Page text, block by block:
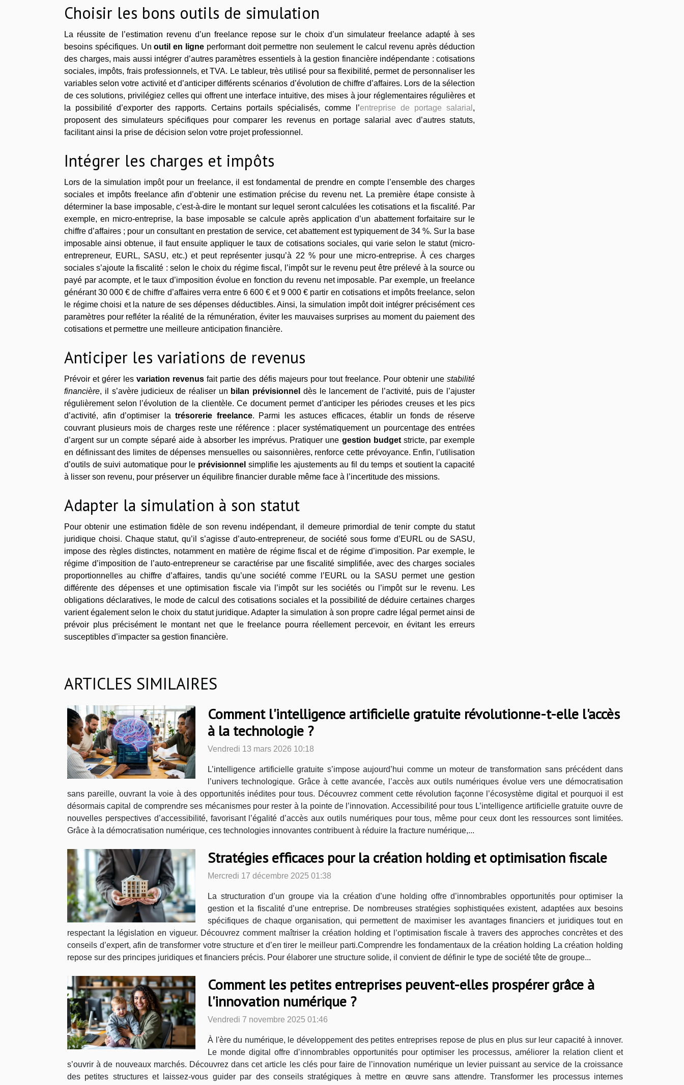
Choisir les bons outils de simulation
La réussite de l’estimation revenu d’un freelance repose sur le choix d’un simulateur freelance adapté à ses
besoins spécifiques. Unoutil en ligne performant doit permettre non seulement le calcul revenu après déduction
des charges, mais aussi intégrer d’autres paramètres essentiels à la gestion financière indépendante : cotisations
sociales, impôts, frais professionnels, et TVA. Le tableur, très utilisé pour sa flexibilité, permet de personnaliser les
variables selon votre activité et d’anticiper différents scénarios d’évolution de chiffre d’affaires. Lors de la sélection
de ces solutions, privilégiez celles qui offrent une interface intuitive, des mises à jour réglementaires régulières et
la possibilité d’exporter des rapports. Certains portails spécialisés, comme l’entreprise de portage salarial ,
proposent des simulateurs spécifiques pour comparer les revenus en portage salarial avec d’autres statuts,
facilitant ainsi la prise de décision selon votre projet professionnel.
Intégrer les charges et impôts
Lors de la simulation impôt pour un freelance, il est fondamental de prendre en compte l’ensemble des charges
sociales et impôts freelance afin d’obtenir une estimation précise du revenu net. La première étape consiste à
déterminer la base imposable, c’est-à-dire le montant sur lequel seront calculées les cotisations et la fiscalité. Par
exemple, en micro-entreprise, la base imposable se calcule après application d’un abattement forfaitaire sur le
chiffre d’affaires ; pour un consultant en prestation de service, cet abattement est typiquement de 34 %. Sur la base
imposable ainsi obtenue, il faut ensuite appliquer le taux de cotisations sociales, qui varie selon le statut (micro-
entrepreneur, EURL, SASU, etc.) et peut représenter jusqu’à 22 % pour une micro-entreprise. À ces charges
sociales s’ajoute la fiscalité : selon le choix du régime fiscal, l’impôt sur le revenu peut être prélevé à la source ou
payé par acompte, et le taux d’imposition évolue en fonction du revenu net imposable. Par exemple, un freelance
générant 30 000 € de chiffre d’affaires verra entre 6 600 € et 9 000 € partir en cotisations et impôts freelance, selon
le régime choisi et la nature de ses dépenses déductibles. Ainsi, la simulation impôt doit intégrer précisément ces
paramètres pour refléter la réalité de la rémunération, éviter les mauvaises surprises au moment du paiement des
cotisations et permettre une meilleure anticipation financière.
Anticiper les variations de revenus
Prévoir et gérer lesvariation revenus fait partie des défis majeurs pour tout freelance. Pour obtenir unestabilité
financière, il s’avère judicieux de réaliser un bilan prévisionnel dès le lancement de l’activité, puis de l’ajuster
régulièrement selon l’évolution de la clientèle. Ce document permet d’anticiper les périodes creuses et les pics
d’activité, afin d’optimiser la trésorerie freelance. Parmi les astuces efficaces, établir un fonds de réserve
couvrant plusieurs mois de charges reste une référence : placer systématiquement un pourcentage des entrées
d’argent sur un compte séparé aide à absorber les imprévus. Pratiquer une gestion budgetstricte, par exemple
en définissant des limites de dépenses mensuelles ou saisonnières, renforce cette prévoyance. Enfin, l’utilisation
d’outils de suivi automatique pour le prévisionnel simplifie les ajustements au fil du temps et soutient la capacité
à lisser son revenu, pour préserver un équilibre financier durable même face à l’incertitude des missions.
Adapter la simulation à son statut
Pour obtenir une estimation fidèle de son revenu indépendant, il demeure primordial de tenir compte du statut
juridique choisi. Chaque statut, qu’il s’agisse d’auto-entrepreneur, de société sous forme d’EURL ou de SASU,
impose des règles distinctes, notamment en matière de régime fiscal et de régime d’imposition. Par exemple, le
régime d’imposition de l’auto-entrepreneur se caractérise par une fiscalité simplifiée, avec des charges sociales
proportionnelles au chiffre d’affaires, tandis qu’une société comme l’EURL ou la SASU permet une gestion
différente des dépenses et une optimisation fiscale via l’impôt sur les sociétés ou l’impôt sur le revenu. Les
obligations déclaratives, le mode de calcul des cotisations sociales et la possibilité de déduire certaines charges
varient également selon le choix du statut juridique. Adapter la simulation à son propre cadre légal permet ainsi de
prévoir plus précisément le montant net que le freelance pourra réellement percevoir, en évitant les erreurs
susceptibles d’impacter sa gestion financière.
ARTICLES SIMILAIRES
Comment l'intelligence artificielle gratuite révolutionne-t-elle l'accès
à la technologie ?
Vendredi 13 mars 2026 10:18
L’intelligence artificielle gratuite s’impose aujourd’hui comme un moteur de transformation sans précédent dans
l’univers technologique. Grâce à cette avancée, l’accès aux outils numériques évolue vers une démocratisation
sans pareille, ouvrant la voie à des opportunités inédites pour tous. Découvrez comment cette révolution façonne l’écosystème digital et pourquoi il est
désormais capital de comprendre ses mécanismes pour rester à la pointe de l’innovation. Accessibilité pour tous L’intelligence artificielle gratuite ouvre de
nouvelles perspectives d’accessibilité, favorisant l’égalité d’accès aux outils numériques pour tous, même pour ceux dont les ressources sont limitées.
Grâce à la démocratisation numérique, ces technologies innovantes contribuent à réduire la fracture numérique,...
Stratégies efficaces pour la création holding et optimisation fiscale
Mercredi 17 décembre 2025 01:38
La structuration d’un groupe via la création d’une holding offre d’innombrables opportunités pour optimiser la
gestion et la fiscalité d’une entreprise. De nombreuses stratégies sophistiquées existent, adaptées aux besoins
spécifiques de chaque organisation, qui permettent de maximiser les avantages financiers et juridiques tout en
respectant la législation en vigueur. Découvrez comment maîtriser la création holding et l’optimisation fiscale à travers des approches concrètes et des
conseils d’expert, afin de transformer votre structure et d’en tirer le meilleur parti.Comprendre les fondamentaux de la création holding La création holding
repose sur des principes juridiques et financiers précis. Pour élaborer une structure solide, il convient de définir le type de société tête de groupe...
Comment les petites entreprises peuvent-elles prospérer grâce à
l'innovation numérique ?
Vendredi 7 novembre 2025 01:46
À l'ère du numérique, le développement des petites entreprises repose de plus en plus sur leur capacité à innover.
Le monde digital offre d’innombrables opportunités pour optimiser les processus, améliorer la relation client et
s’ouvrir à de nouveaux marchés. Découvrez dans cet article les clés pour faire de l’innovation numérique un levier puissant au service de la croissance
des petites structures et laissez-vous guider par des conseils stratégiques à mettre en œuvre sans attendre. Transformer les processus internes